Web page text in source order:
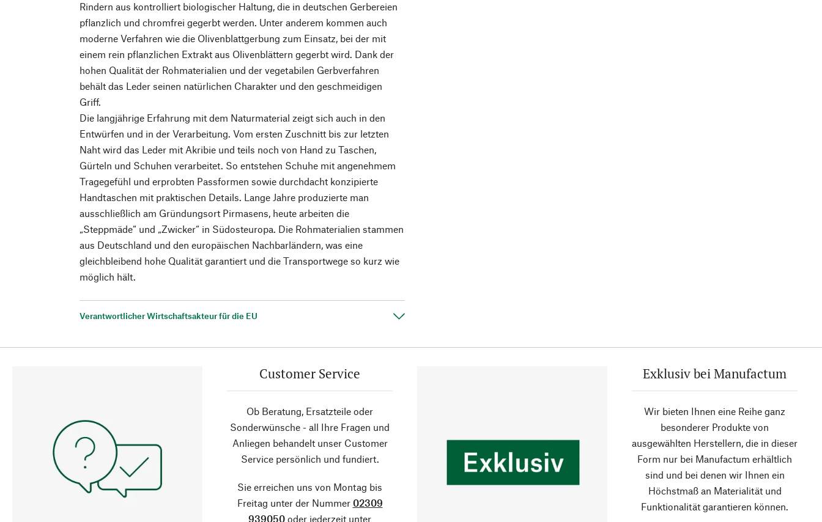
Rindern aus kontrolliert biologischer Haltung, die in deutschen Gerbereien
pflanzlich und chromfrei gegerbt werden. Unter anderem kommen auch
moderne Verfahren wie die Olivenblattgerbung zum Einsatz, bei der mit
einem rein pflanzlichen Extrakt aus Olivenblättern gegerbt wird. Dank der
hohen Qualität der Rohmaterialien und der vegetabilen Gerbverfahren
behält das Leder seinen natürlichen Charakter und den geschmeidigen
Griff.
Die langjährige Erfahrung mit dem Naturmaterial zeigt sich auch in den
Entwürfen und in der Verarbeitung. Vom ersten Zuschnitt bis zur letzten
Naht wird das Leder mit Akribie und teils noch von Hand zu Taschen,
Gürteln und Schuhen verarbeitet. So entstehen Schuhe mit angenehmem
Tragegefühl und erprobten Passformen sowie durchdacht konzipierte
Handtaschen mit praktischen Details. Lange Jahre produzierte man
ausschließlich am Gründungsort Pirmasens, heute arbeiten die
„Steppmäde“ und „Zwicker“ in Südosteuropa. Die Rohmaterialien stammen
aus Deutschland und den europäischen Nachbarländern, was eine
gleichbleibend hohe Qualität garantiert und die Transportwege so kurz wie
möglich hält.
Verantwortlicher Wirtschaftsakteur für die EU
Customer Service
Ob Beratung, Ersatzteile oder
Sonderwünsche - all Ihre Fragen und
Anliegen behandelt unser Customer
Service persönlich und fundiert.
Sie erreichen uns von Montag bis
Freitag unter der Nummer 02309
939050 oder jederzeit unter
Exklusiv bei Manufactum
Wir bieten Ihnen eine Reihe ganz
besonderer Produkte von
ausgewählten Herstellern, die in dieser
Form nur bei Manufactum erhältlich
sind und bei denen wir Ihnen ein
Höchstmaß an Materialität und
Funktionalität garantieren können.